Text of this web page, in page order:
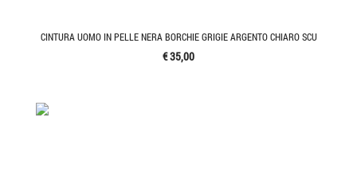
CINTURA UOMO IN PELLE NERA BORCHIE GRIGIE ARGENTO CHIARO SCU
€ 35,00